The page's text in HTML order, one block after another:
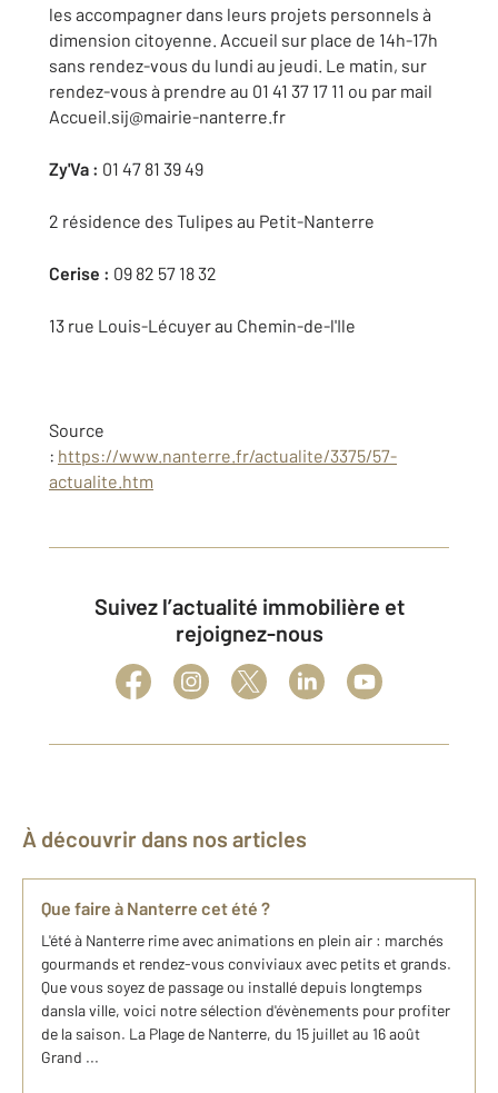
les accompagner dans leurs projets personnels à
dimension citoyenne. Accueil sur place de 14h-17h
sans rendez-vous du lundi au jeudi. Le matin, sur
rendez-vous à prendre au 01 41 37 17 11 ou par mail
Accueil.sij@mairie-nanterre.fr
Zy'Va : 01 47 81 39 49
2 résidence des Tulipes au Petit-Nanterre
Cerise : 09 82 57 18 32
13 rue Louis-Lécuyer au Chemin-de-l'Ile
Source
: https://www.nanterre.fr/actualite/3375/57-
actualite.htm
Suivez l’actualité immobilière et
rejoignez-nous
À découvrir dans nos articles
Que faire à Nanterre cet été ?
L'été à Nanterre rime avec animations en plein air : marchés
gourmands et rendez-vous conviviaux avec petits et grands.
Que vous soyez de passage ou installé depuis longtemps
dansla ville, voici notre sélection d'évènements pour profiter
de la saison. La Plage de Nanterre, du 15 juillet au 16 août
Grand ...